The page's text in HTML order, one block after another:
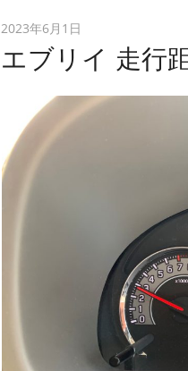
Posted
on
2023年6月1日
エブリイ 走行